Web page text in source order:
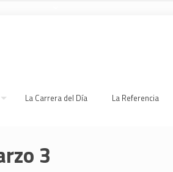
La Carrera del Día La Referencia
3